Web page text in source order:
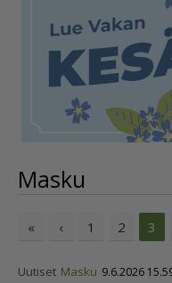
Masku
« ‹ 1 2 3
Uutiset Masku 9.6.2026